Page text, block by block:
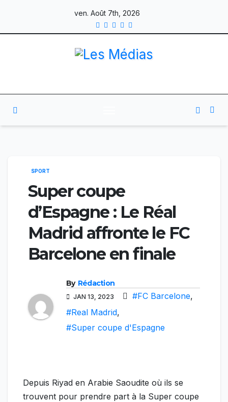
ven. Août 7th, 2026
SPORT
Super coupe
d’Espagne : Le Réal
Madrid affronte le FC
Barcelone en finale
By Rédaction
JAN 13, 2023 #FC Barcelone,
#Real Madrid,
#Super coupe d'Espagne
Depuis Riyad en Arabie Saoudite où ils se
trouvent pour prendre part à la Super coupe